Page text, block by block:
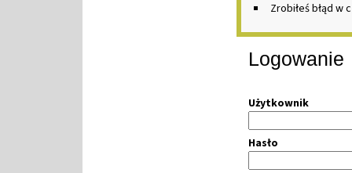
Zrobiłeś błąd w
Logowanie
Użytkownik
Hasło